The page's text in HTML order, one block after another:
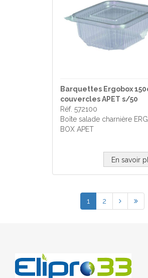
Barquettes Ergobox
couvercles APET s/50
Réf. 572100
Boîte salade charnière
BOX APET
En savoir
1 2